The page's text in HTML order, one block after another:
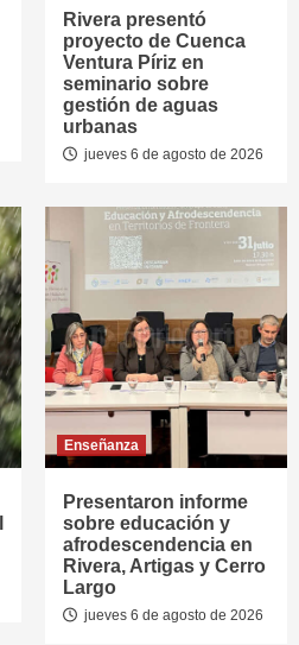
Rivera presentó
proyecto de Cuenca
Ventura Píriz en
seminario sobre
gestión de aguas
urbanas
jueves 6 de agosto de 2026
Enseñanza
Presentaron informe
sobre educación y
afrodescendencia en
Rivera, Artigas y Cerro
Largo
jueves 6 de agosto de 2026